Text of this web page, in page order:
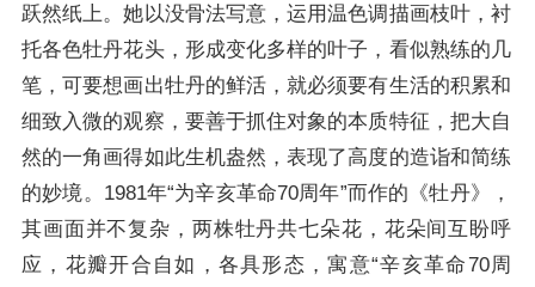
跃然纸上。她以没骨法写意，运用温色调描画枝叶，衬
托各色牡丹花头，形成变化多样的叶子，看似熟练的几
笔，可要想画出牡丹的鲜活，就必须要有生活的积累和
细致入微的观察，要善于抓住对象的本质特征，把大自
然的一角画得如此生机盎然，表现了高度的造诣和简练
的妙境。1981年“为辛亥革命70周年”而作的《牡丹》，
其画面并不复杂，两株牡丹共七朵花，花朵间互盼呼
应，花瓣开合自如，各具形态，寓意“辛亥革命70周